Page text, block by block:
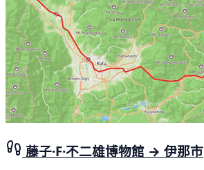
藤子·F·不二雄博物館 → 伊那市